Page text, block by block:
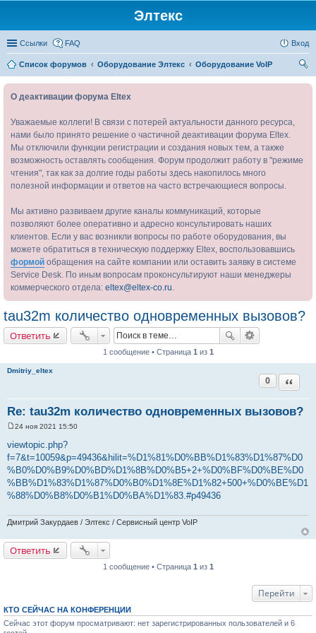
Элтекс
Ссылки FAQ Вход
Список форумов Оборудование Элтекс
Оборудование VoIP
О деактивации форума Eltex
Уважаемые коллеги! В связи с потерей актуальности данного ресурса,
нами было принято решение о частичной деактивации форума Eltex.
Мы отключили функции регистрации и создания новых тем, а также
возможность оставлять сообщения. Форум продолжит работу в "режиме
чтения", так как за долгие годы работы здесь накопилось много
полезной информации и ответов на часто встречающиеся вопросы.
Мы активно развиваем другие каналы коммуникаций, которые
позволяют более оперативно и адресно консультировать наших
клиентов. Если у вас возникли вопросы по работе оборудования, вы
можете обратиться в техническую поддержку Eltex, воспользовавшись
формой обращения на сайте компании или оставить заявку в системе
Service Desk. По иным вопросам проконсультируют наши менеджеры
коммерческого отдела: eltex@eltex-co.ru.
tau32m количество одновременных вызовов?
Ответить
1 сообщение • Страница 1 из 1
Dmitriy_eltex
Re: tau32m количество одновременных вызовов?
0 Цитата
о
б
щ
е
н
и
е
24 ноя 2021 15:50
viewtopic.php?
f=7&t=10059&p=49436&hilit=%D1%81%D0%BB%D1%83%D1%87%D0
%B0%D0%B9%D0%BD%D1%8B%D0%B5+2+%D0%BF%D0%BE%D0
%BB%D1%83%D1%87%D0%B0%D1%8E%D1%82+500+%D0%BE%D1
%88%D0%B8%D0%B1%D0%BA%D1%83.#p49436
Дмитрий Закурдаев / Элтекс / Сервисный центр VoIP
Ответить
1 сообщение • Страница 1 из 1
Перейти
КТО СЕЙЧАС НА КОНФЕРЕНЦИИ
Сейчас этот форум просматривают: нет зарегистрированных пользователей и 6